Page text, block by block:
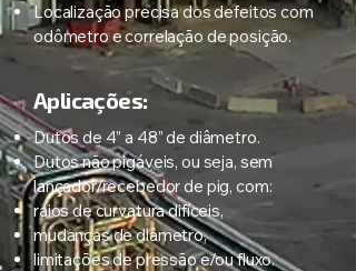
Localização precisa dos defeitos com
odômetro e correlação de posição.
Aplicações:
Dutos de 4” a 48” de diâmetro.
Dutos não pigáveis, ou seja, sem
lançador/recebedor de pig, com:
raios de curvatura difíceis,
mudanças de diâmetro,
limitações de pressão e/ou fluxo.